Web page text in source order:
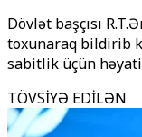
Dövlət başçısı
toxunaraq bildirib
sabitlik üçün
TÖVSİYƏ EDİLƏN